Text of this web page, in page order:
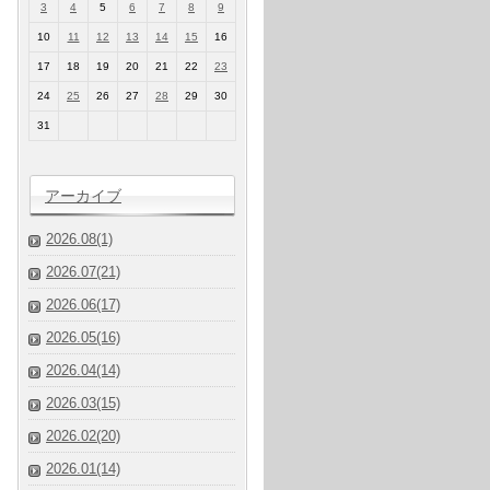
3 4 5 6 7 8 9
10 11 12 13 14 15 16
17 18 19 20 21 22 23
24 25 26 27 28 29 30
31
アーカイブ
2026.08(1)
2026.07(21)
2026.06(17)
2026.05(16)
2026.04(14)
2026.03(15)
2026.02(20)
2026.01(14)